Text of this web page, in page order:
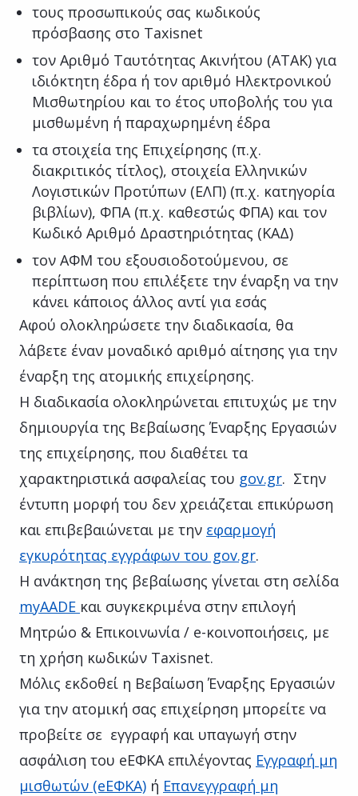
τους προσωπικούς σας κωδικούς
πρόσβασης στο Taxisnet
τον Αριθμό Ταυτότητας Ακινήτου (ΑΤΑΚ) για
ιδιόκτητη έδρα ή τον αριθμό Ηλεκτρονικού
Μισθωτηρίου και το έτος υποβολής του για
μισθωμένη ή παραχωρημένη έδρα
τα στοιχεία της Επιχείρησης (π.χ.
διακριτικός τίτλος), στοιχεία Ελληνικών
Λογιστικών Προτύπων (ΕΛΠ) (π.χ. κατηγορία
βιβλίων), ΦΠΑ (π.χ. καθεστώς ΦΠΑ) και τον
Κωδικό Αριθμό Δραστηριότητας (ΚΑΔ)
τον ΑΦΜ του εξουσιοδοτούμενου, σε
περίπτωση που επιλέξετε την έναρξη να την
κάνει κάποιος άλλος αντί για εσάς
Αφού ολοκληρώσετε την διαδικασία, θα
λάβετε έναν μοναδικό αριθμό αίτησης για την
έναρξη της ατομικής επιχείρησης.
Η διαδικασία ολοκληρώνεται επιτυχώς με την
δημιουργία της Βεβαίωσης Έναρξης Εργασιών
της επιχείρησης, που διαθέτει τα
χαρακτηριστικά ασφαλείας του gov.gr. Στην
έντυπη μορφή του δεν χρειάζεται επικύρωση
και επιβεβαιώνεται με την εφαρμογή
εγκυρότητας εγγράφων του gov.gr.
Η ανάκτηση της βεβαίωσης γίνεται στη σελίδα
myAADE και συγκεκριμένα στην επιλογή
Μητρώο & Επικοινωνία / e-κοινοποιήσεις, με
τη χρήση κωδικών Taxisnet.
Μόλις εκδοθεί η Βεβαίωση Έναρξης Εργασιών
για την ατομική σας επιχείρηση μπορείτε να
προβείτε σε εγγραφή και υπαγωγή στην
ασφάλιση του eΕΦΚΑ επιλέγοντας Εγγραφή μη
μισθωτών (eΕΦΚΑ) ή Eπανεγγραφή μη